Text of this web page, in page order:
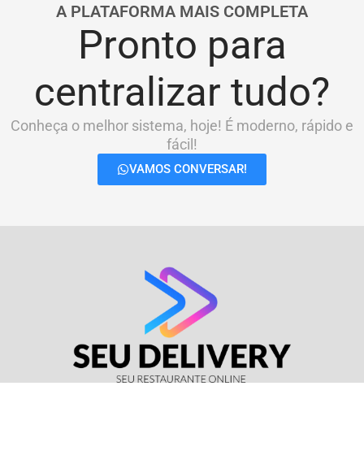
A PLATAFORMA MAIS COMPLETA
Pronto para
centralizar tudo?
Conheça o melhor sistema, hoje! É moderno, rápido e
fácil!
VAMOS CONVERSAR!